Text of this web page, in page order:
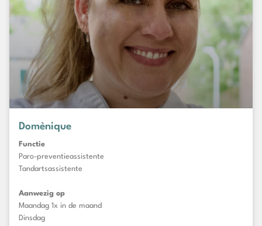
Domènique
Functie
Paro-preventieassistente
Tandartsassistente
Aanwezig op
Maandag 1x in de maand
Dinsdag